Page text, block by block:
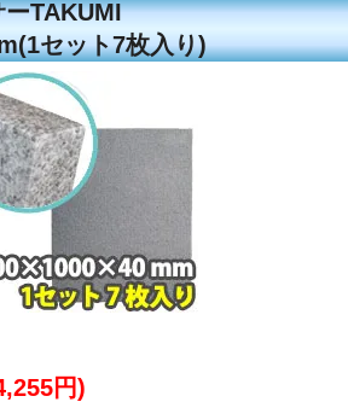
TAKUMI
セット7枚入り)
円)